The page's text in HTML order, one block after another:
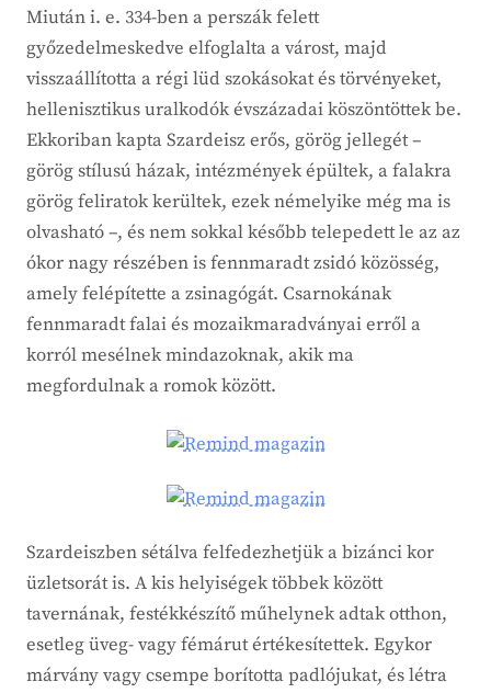
Miután i. e. 334-ben a perszák felett
győzedelmeskedve elfoglalta a várost, majd
visszaállította a régi lüd szokásokat és törvényeket,
hellenisztikus uralkodók évszázadai köszöntöttek be.
Ekkoriban kapta Szardeisz erős, görög jellegét –
görög stílusú házak, intézmények épültek, a falakra
görög feliratok kerültek, ezek némelyike még ma is
olvasható –, és nem sokkal később telepedett le az az
ókor nagy részében is fennmaradt zsidó közösség,
amely felépítette a zsinagógát. Csarnokának
fennmaradt falai és mozaikmaradványai erről a
korról mesélnek mindazoknak, akik ma
megfordulnak a romok között.
Szardeiszben sétálva felfedezhetjük a bizánci kor
üzletsorát is. A kis helyiségek többek között
tavernának, festékkészítő műhelynek adtak otthon,
esetleg üveg- vagy fémárut értékesítettek. Egykor
márvány vagy csempe borította padlójukat, és létra